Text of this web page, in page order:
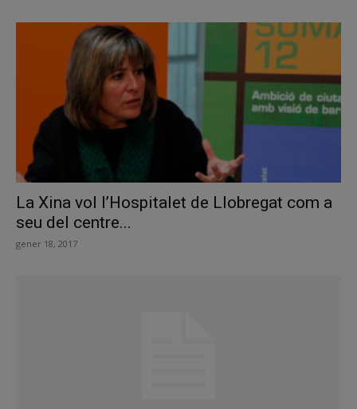
La Xina vol l’Hospitalet de Llobregat com a
seu del centre...
gener 18, 2017